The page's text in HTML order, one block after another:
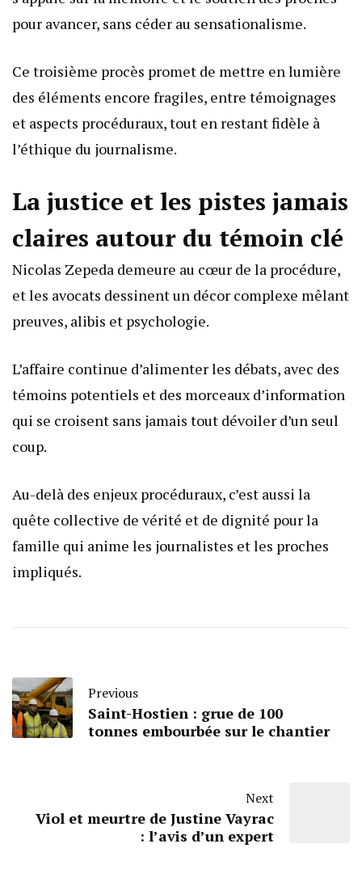
pour avancer, sans céder au sensationalisme.
Ce troisième procès promet de mettre en lumière
des éléments encore fragiles, entre témoignages
et aspects procéduraux, tout en restant fidèle à
l’éthique du journalisme.
La justice et les pistes jamais
claires autour du témoin clé
Nicolas Zepeda demeure au cœur de la procédure,
et les avocats dessinent un décor complexe mêlant
preuves, alibis et psychologie.
L’affaire continue d’alimenter les débats, avec des
témoins potentiels et des morceaux d’information
qui se croisent sans jamais tout dévoiler d’un seul
coup.
Au-delà des enjeux procéduraux, c’est aussi la
quête collective de vérité et de dignité pour la
famille qui anime les journalistes et les proches
impliqués.
Previous
Saint-Hostien : grue de 100
tonnes embourbée sur le chantier
Next
Viol et meurtre de Justine Vayrac
: l’avis d’un expert